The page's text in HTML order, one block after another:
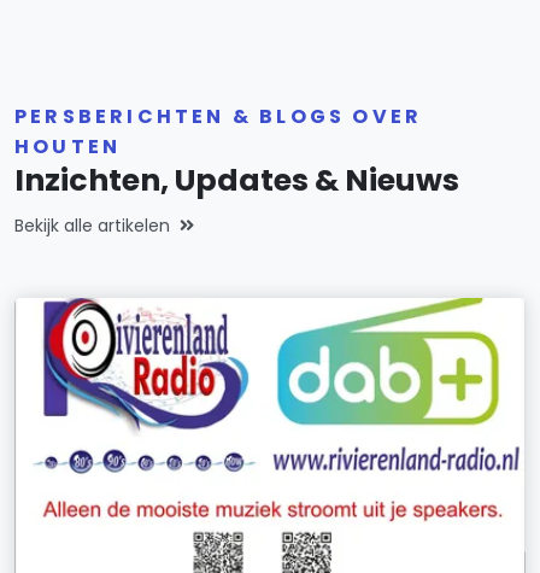
PERSBERICHTEN & BLOGS OVER
HOUTEN
Inzichten, Updates & Nieuws
Bekijk alle artikelen